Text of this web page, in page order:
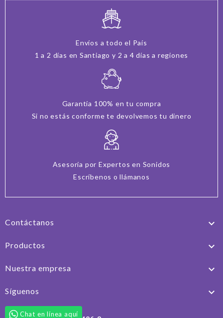
Chat en línea aquí
Envíos a todo el País
1 a 2 días en Santiago y 2 a 4 días a regiones
Garantía 100% en tu compra
Si no estás conforme te devolvemos tu dinero
Asesoría por Expertos en Sonidos
Escríbenos o llámanos
Contáctanos 
Productos 
Nuestra empresa 
Síguenos 